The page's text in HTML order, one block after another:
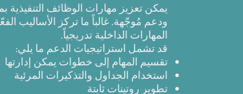
يمكن تعزيز مهارات الوظائف
ودعم مُوجّهة. غالباً ما تركز الأساليب
المهارات الداخلية تدريجياً.
قد تشمل استراتيجيات الدعم ما يلي:
تقسيم المهام إلى خطوات يمكن إدارتها
استخدام الجداول والتذكيرات المرئية
تطوير روتينات ثابتة